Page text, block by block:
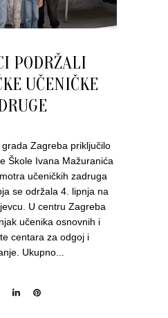
PODRŽALI
UČENIČKE
Zagreba priključilo
Škole Ivana Mažuranića
učeničkih zadruga
se održala 4. lipnja na
U centru Zagreba
učenika osnovnih i
centara za odgoj i
Ukupno...